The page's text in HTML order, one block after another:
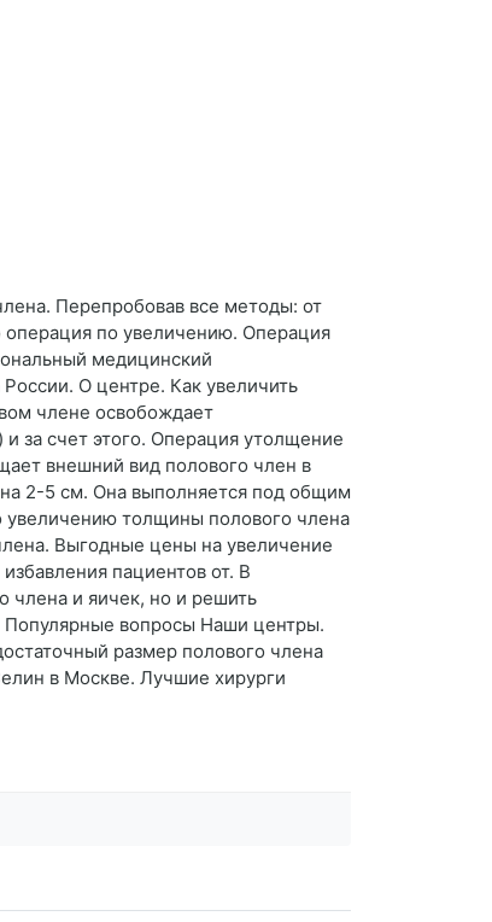
Перепробовав все методы: от
по увеличению. Операция
медицинский
О центре. Как увеличить
члене освобождает
за счет этого. Операция утолщение
внешний вид полового член в
на 2-5 см. Она выполняется под общим
увеличению толщины полового члена
Выгодные цены на увеличение
пациентов от. В
члена и яичек, но и решить
вопросы Наши центры.
размер полового члена
в Москве. Лучшие хирурги